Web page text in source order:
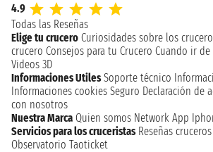
4.9
Todas las Reseñas
Elige tu crucero Curiosidades sobre los
crucero Consejos para tu Crucero Cuando ir de
Videos 3D
Informaciones Utiles Soporte técnico
Informaciones cookies Seguro Declaración de
con nosotros
Nuestra Marca Quien somos Network App
Servicios para los cruceristas Reseñas cruceros
Observatorio Taoticket